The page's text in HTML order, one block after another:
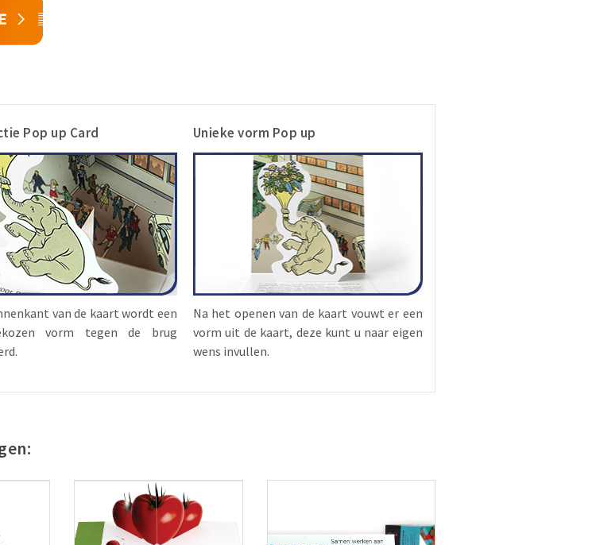
Pop up Card
van de kaart wordt een
vorm tegen de brug
Unieke vorm Pop up
Na het openen van de kaart vouwt er een
vorm uit de kaart, deze kunt u naar eigen
wens invullen.